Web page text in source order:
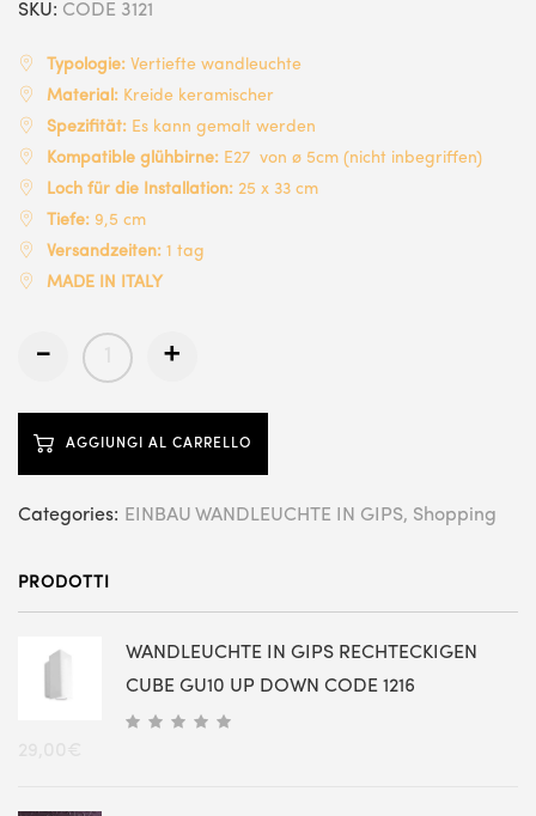
SKU: CODE 3121
Typologie: Vertiefte wandleuchte
Material: Kreide keramischer
Spezifität: Es kann gemalt werden
Kompatible glühbirne: E27 von ø 5cm (nicht inbegriffen)
Loch für die Installation: 25 x 33 cm
Tiefe: 9,5 cm
Versandzeiten: 1 tag
MADE IN ITALY
- +
AGGIUNGI AL CARRELLO
Categories: EINBAU WANDLEUCHTE IN GIPS Shopping
PRODOTTI
WANDLEUCHTE IN GIPS RECHTECKIGEN
CUBE GU10 UP DOWN CODE 1216